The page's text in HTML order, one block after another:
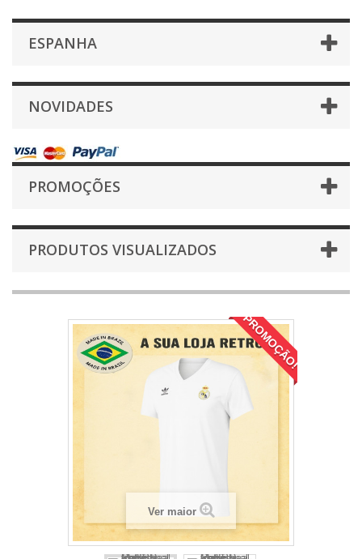
ESPANHA
NOVIDADES
PROMOÇÕES
PRODUTOS VISUALIZADOS
PROMOÇÃO!
Ver maior